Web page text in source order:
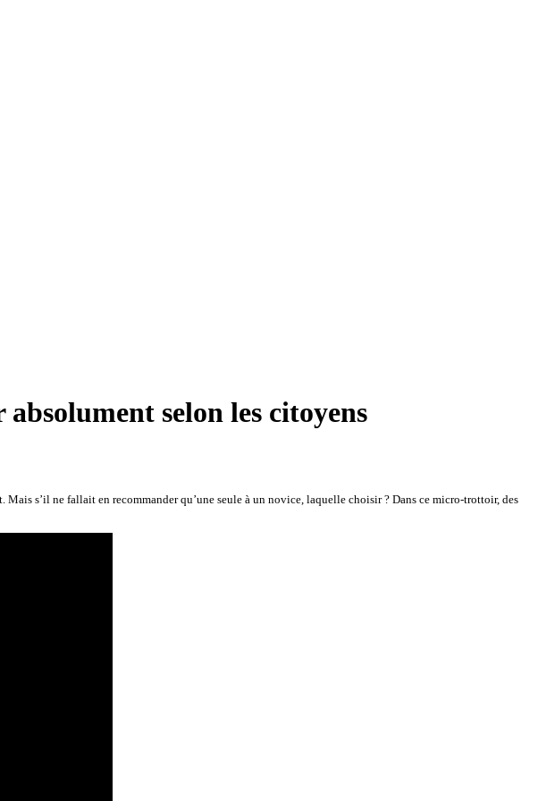
selon les citoyens
s’il ne fallait en recommander qu’une seule à un novice, laquelle choisir ? Dans ce micro-trottoir, des